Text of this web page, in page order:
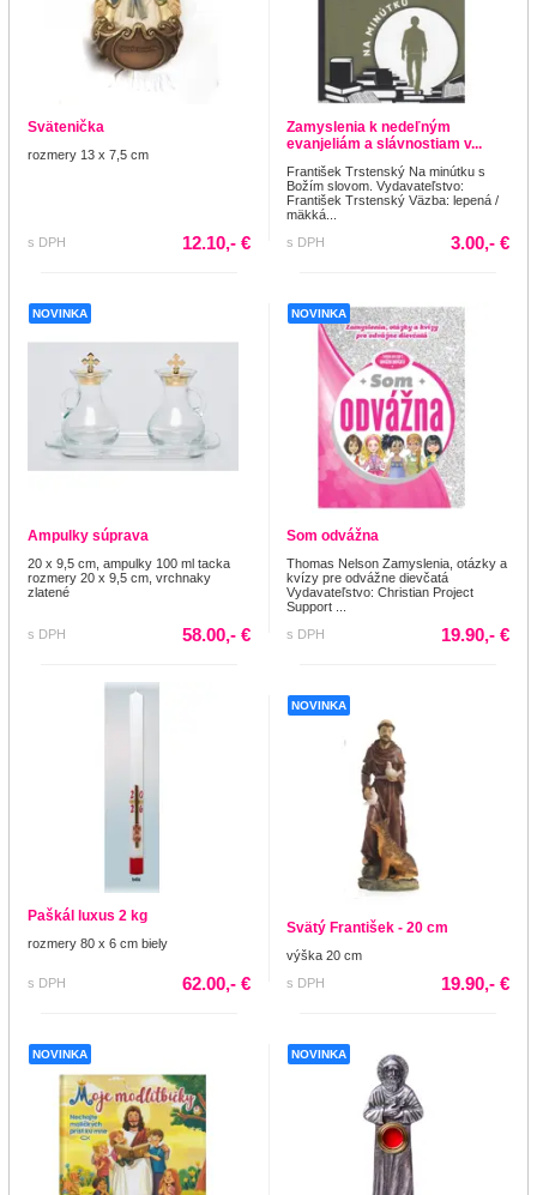
Svätenička
rozmery 13 x 7,5 cm
s DPH 12.10,- €
Zamyslenia k nedeľným
evanjeliám a slávnostiam v...
František Trstenský Na minútku s
Božím slovom. Vydavateľstvo:
František Trstenský Väzba: lepená /
mäkká...
s DPH
3.00,- €
NOVINKA
Ampulky súprava
20 x 9,5 cm, ampulky 100 ml tacka
rozmery 20 x 9,5 cm, vrchnaky
zlatené
s DPH 58.00,- €
NOVINKA
Som odvážna
Thomas Nelson Zamyslenia, otázky a
kvízy pre odvážne dievčatá
Vydavateľstvo: Christian Project
Support ...
s DPH
19.90,- €
Paškál luxus 2 kg
rozmery 80 x 6 cm biely
s DPH 62.00,- €
NOVINKA
Svätý František - 20 cm
výška 20 cm
s DPH
19.90,- €
NOVINKA NOVINKA